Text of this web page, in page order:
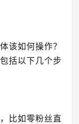
该如何操作？
括以下几个步
比如零粉丝直